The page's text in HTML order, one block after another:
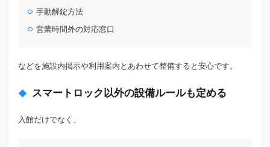
手動解錠方法
営業時間外の対応窓口
などを施設内掲示や利用案内とあわせて整備すると安心です。
スマートロック以外の設備ルールも定める
入館だけでなく、